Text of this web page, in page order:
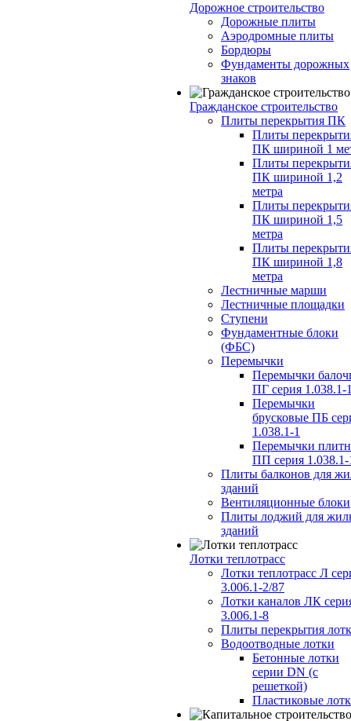
Дорожное строительство
Дорожные плиты
Аэродромные плиты
Бордюры
Фундаменты дорожных
знаков
Гражданское строительство
Плиты перекрытия ПК
Плиты
ПК шириной 1
Плиты
ПК шириной 1,2
метра
Плиты
ПК шириной 1,5
метра
Плиты
ПК шириной 1,8
метра
Лестничные марши
Лестничные площадки
Ступени
Фундаментные блоки
(ФБС)
Перемычки
Перемычки
ПГ серия 1.038.1-
Перемычки
брусковые ПБ
1.038.1-1
Перемычки
ПП серия 1.038.1-
Плиты балконов для
зданий
Вентиляционные блоки
Плиты лоджий для
зданий
Лотки теплотрасс
Лотки теплотрасс Л
3.006.1-2/87
Лотки каналов ЛК
3.006.1-8
Плиты перекрытия
Водоотводные лотки
Бетонные лотки
серии DN (с
решеткой)
Пластиковые